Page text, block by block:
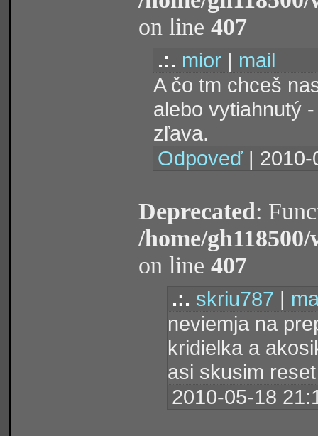
on line 407
.:. mior | mail
A čo tm chceš
alebo vytiahnutý
zľava.
Odpoveď |
Deprecated:
/home/
on line 407
.:. skriu787 |
neviemja na
kridielka a
asi skusim
2010-05-18